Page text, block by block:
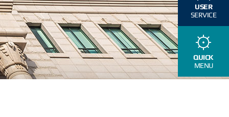
USER
SERVICE
QUICK
MENU